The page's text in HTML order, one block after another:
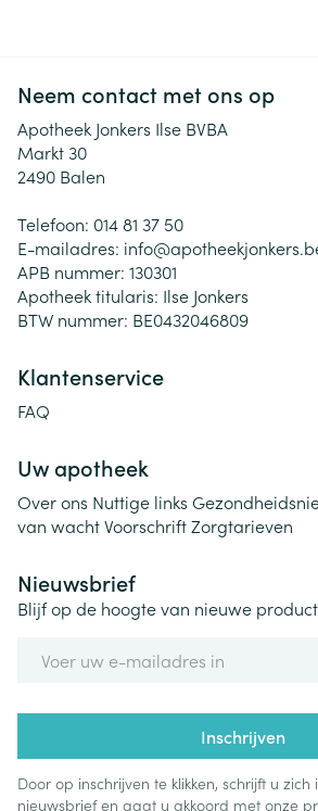
Neem contact met ons op
Apotheek Jonkers Ilse BVBA
Markt 30
2490 Balen
Telefoon: 014 81 37 50
E-mailadres: info@
APB nummer: 130301
Apotheek titularis: Ilse Jonkers
BTW nummer: BE0432046809
Klantenservice
FAQ
Uw apotheek
Over ons Nuttige links
van wachtVoorschriftZorgtarieven
Nieuwsbrief
Blijf op de hoogte van nieuwe
Inschrijven
Door op inschrijven te klikken, schrijft u zich
nieuwsbrief en gaat u akkoord met onze